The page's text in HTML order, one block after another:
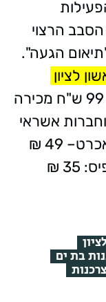
10:00-14:30. הפעילות
הרצוי
הגעה".
מלא - 99 ש"ח מכירה
וחברות אשראי
- החל מ-39 ש"ח לכרטיס ישראכרט– 49 ₪
אמריקן אקספרס – 39 ₪ מנויי פיס: 35 ₪
בת ים
צרכנות